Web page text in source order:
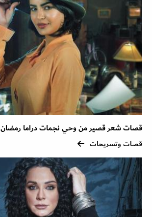
قصات شعر قصير من وحي نجمات دراما رمضان 2024
قصات وتسريحات